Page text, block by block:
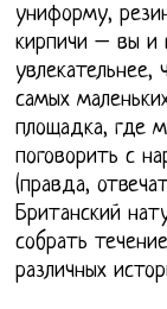
униформу,
кирпичи – вы и
самых
площадка, где
поговорить с
(правда,
Британский
собрать
различных